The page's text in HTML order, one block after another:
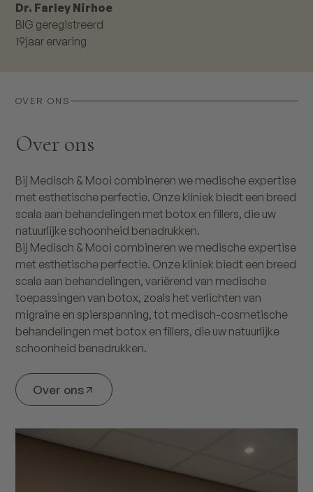
Dr. Farley Nirhoe
BIG geregistreerd
19jaar ervaring
OVER ONS
Over ons
Bij Medisch & Mooi combineren we medische expertise
met esthetische perfectie. Onze kliniek biedt een breed
scala aan behandelingen met botox en fillers, die uw
natuurlijke schoonheid benadrukken.
Bij Medisch & Mooi combineren we medische expertise
met esthetische perfectie. Onze kliniek biedt een breed
scala aan behandelingen, variërend van medische
toepassingen van botox, zoals het verlichten van
migraine en spierspanning, tot medisch-cosmetische
behandelingen met botox en fillers, die uw natuurlijke
schoonheid benadrukken.
Over ons